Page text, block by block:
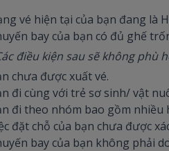
vé hiện tại của bạn đang là
bay của bạn có đủ ghế
điều kiện sau sẽ không phù
chưa được xuất vé.
đi cùng với trẻ sơ sinh/ vật
đi theo nhóm bao gồm
đặt chỗ của bạn chưa được
bay của bạn không phải